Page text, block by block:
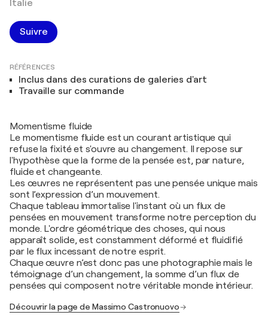
Italie
Suivre
RÉFÉRENCES
Inclus dans des curations de galeries d'art
Travaille sur commande
Momentisme fluide
Le momentisme fluide est un courant artistique qui
refuse la fixité et s'ouvre au changement. Il repose sur
l'hypothèse que la forme de la pensée est, par nature,
fluide et changeante.
Les œuvres ne représentent pas une pensée unique mais
sont l’expression d’un mouvement.
Chaque tableau immortalise l'instant où un flux de
pensées en mouvement transforme notre perception du
monde. L'ordre géométrique des choses, qui nous
apparaît solide, est constamment déformé et fluidifié
par le flux incessant de notre esprit.
Chaque œuvre n’est donc pas une photographie mais le
témoignage d’un changement, la somme d’un flux de
pensées qui composent notre véritable monde intérieur.
Découvrir la page de Massimo Castronuovo